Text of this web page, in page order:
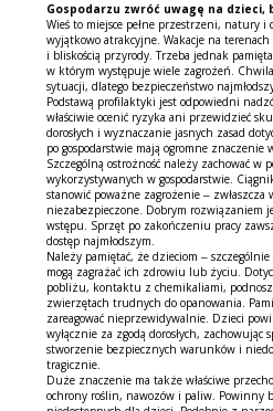
Gospodarzu zwróć uwagę na
Wieś to miejsce pełne przestrzeni, natury
wyjątkowo atrakcyjne. Wakacje na
i bliskością przyrody. Trzeba jednak
w którym występuje wiele zagrożeń.
sytuacji, dlatego bezpieczeństwo
Podstawą profilaktyki jest odpowiedni
właściwie ocenić ryzyka ani przewidzieć
dorosłych i wyznaczanie jasnych zasad
po gospodarstwie mają ogromne znaczenie
Szczególną ostrożność należy zachować
wykorzystywanych w gospodarstwie.
stanowić poważne zagrożenie –
niezabezpieczone. Dobrym rozwiązaniem
wstępu. Sprzęt po zakończeniu pracy
dostęp najmłodszym.
Należy pamiętać, że dzieciom –
mogą zagrażać ich zdrowiu lub życiu.
pobliżu, kontaktu z chemikaliami,
zwierzętach trudnych do opanowania.
zareagować nieprzewidywalnie. Dzieci
wyłącznie za zgodą dorosłych,
stworzenie bezpiecznych warunków i
tragicznie.
Duże znaczenie ma także właściwe
ochrony roślin, nawozów i paliw. Powinny